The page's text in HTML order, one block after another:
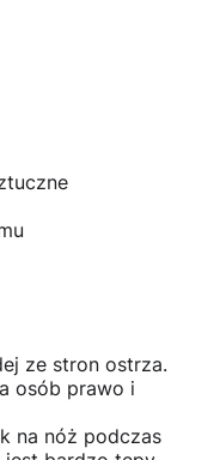
ze stron ostrza.
osób prawo i
na nóż podczas